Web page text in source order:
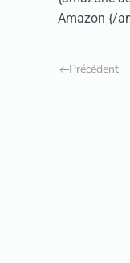
Amazon {/
Précédent